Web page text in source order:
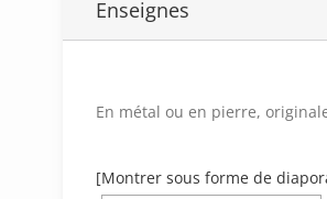
Enseignes
En métal ou en pierre,
[Montrer sous forme de